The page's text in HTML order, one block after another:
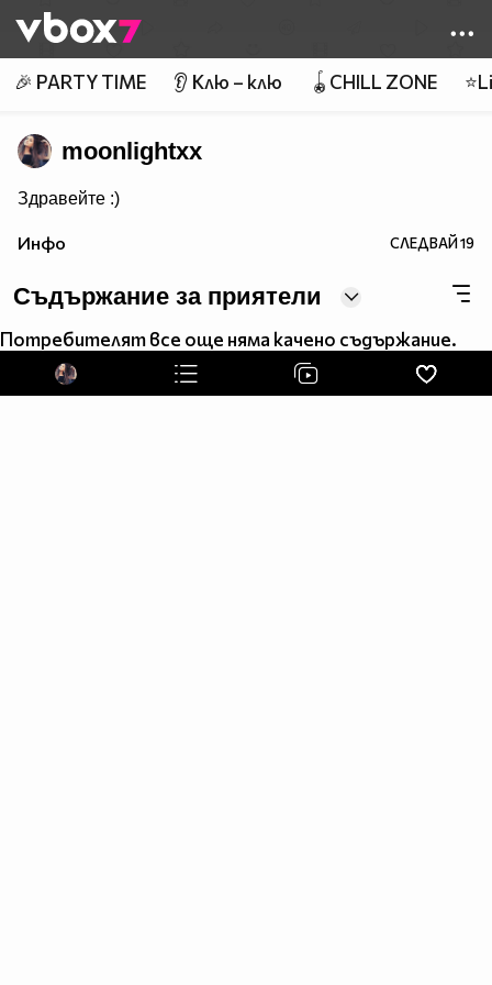
👾
🎉 PARTY TIME 👂 Клю – клю 🪀CHILL ZONE
moonlightxx
Здравейте :)
Инфо СЛЕДВАЙ19
Съдържание за приятели
Потребителят все още няма качено съдържание.